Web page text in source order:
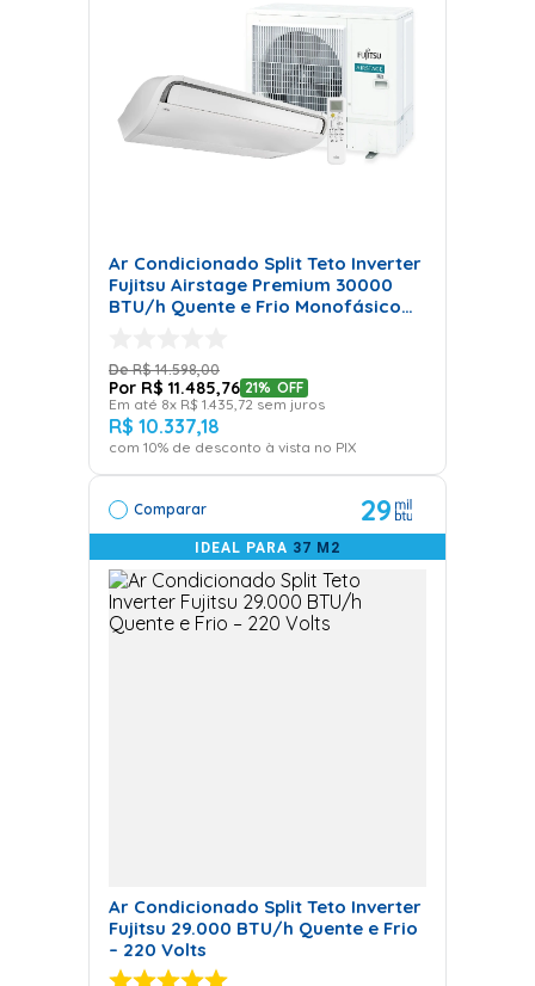
Ar Condicionado Split Teto Inverter
Fujitsu Airstage Premium 30000
BTU/h Quente e Frio Monofásico
R$ 14.598,00
R$ 11.485,76 21% OFF
Em até 8x R$ 1 435 72sem juros
R$ 10.337,18
com 10% de desconto à vista no PIX
Comparar 29
IDEAL PARA 37 M2
Ar Condicionado Split Teto Inverter
Fujitsu 29.000 BTU/h Quente e Frio
– 220 Volts